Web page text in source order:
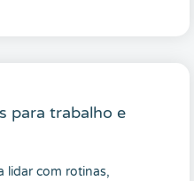
para trabalho e
lidar com rotinas,